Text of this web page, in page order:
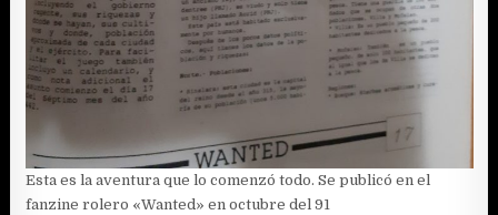
Esta es la aventura que lo comenzó todo. Se publicó en el
fanzine rolero «Wanted» en octubre del 91